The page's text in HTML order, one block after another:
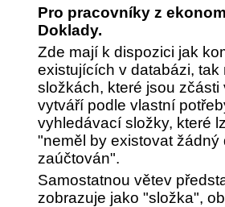
Pro pracovníky z
Doklady.
Zde mají k dispozici jak
existujících v databázi,
složkách, které jsou
vytváří podle vlastní
vyhledávací složky, které
"neměl by existovat
zaúčtován".
Samostatnou větev
zobrazuje jako "složka",